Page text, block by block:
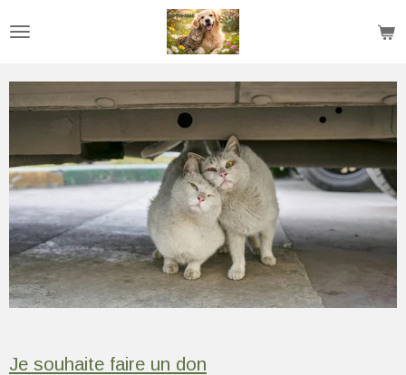
Je souhaite faire un don